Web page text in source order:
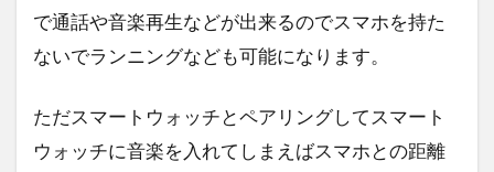
で通話や音楽再生などが出来るのでスマホを持た
ないでランニングなども可能になります。
ただスマートウォッチとペアリングしてスマート
ウォッチに音楽を入れてしまえばスマホとの距離